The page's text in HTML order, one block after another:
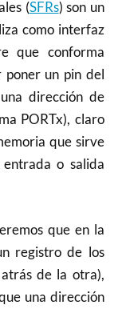
(SFRs) son un
como interfaz
que conforma
poner un pin del
dirección de
PORTx), claro
que sirve
o salida
que en la
registro de los
de la otra),
una dirección